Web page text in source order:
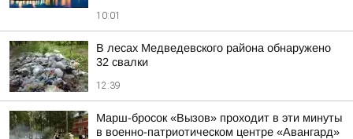
10:01
В лесах Медведевского района обнаружено
32 свалки
12:39
Марш-бросок «Вызов» проходит в эти минуты
в военно-патриотическом центре «Авангард»